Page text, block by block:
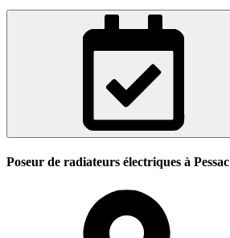
Poseur de radiateurs électriques à Pessac